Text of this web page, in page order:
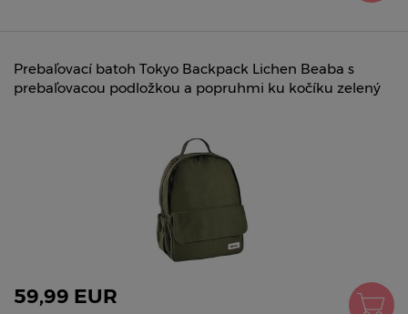
Prebaľovací batoh Tokyo Backpack Lichen Beaba s
prebaľovacou podložkou a popruhmi ku kočíku zelený
59,99 EUR